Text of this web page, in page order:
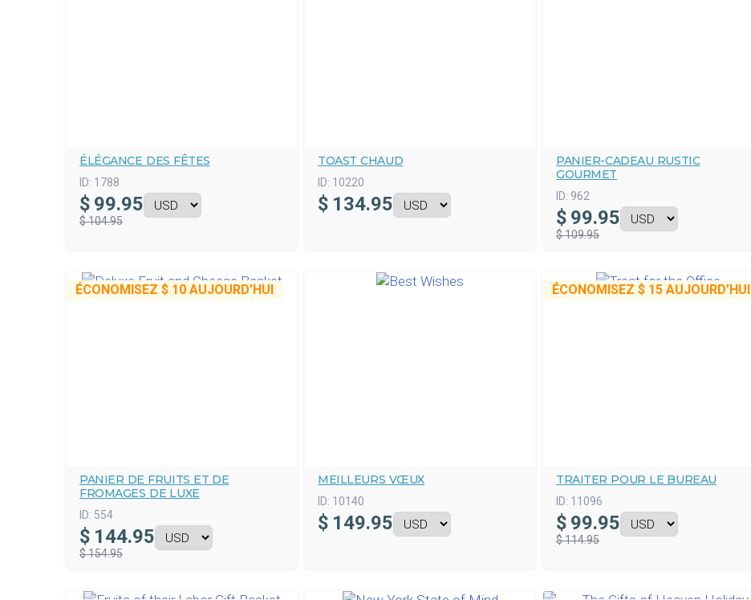
ÉLÉGANCE DES FÊTES
ID: 1788
$ 99.95
$ 104.95
TOAST CHAUD
ID: 10220
$ 134.95
PANIER-CADEAU RUSTIC
GOURMET
ID: 962
$ 99.95
$ 109.95
ÉCONOMISEZ $ 10 AUJOURD’HUI
PANIER DE FRUITS ET DE
FROMAGES DE LUXE
ID: 554
$ 144.95
$ 154.95
MEILLEURS VŒUX
ID: 10140
$ 149.95
ÉCONOMISEZ $ 15 AUJOURD’HUI
TRAITER POUR LE BUREAU
ID: 11096
$ 99.95
$ 114.95